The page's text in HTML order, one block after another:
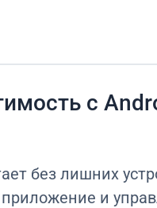
с
без лишних
и